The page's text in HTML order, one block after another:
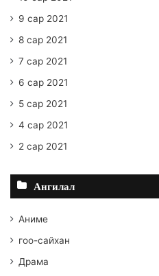
9 сар 2021
8 сар 2021
7 сар 2021
6 сар 2021
5 сар 2021
4 сар 2021
2 сар 2021
Ангилал
Аниме
гоо-сайхан
Драма